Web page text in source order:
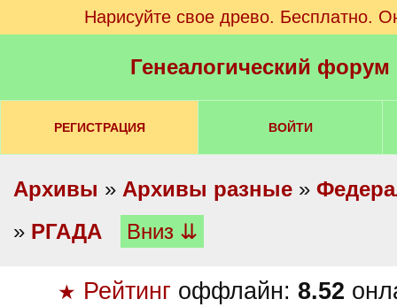
Нарисуйте свое древо. Бесплатно.
Генеалогический
РЕГИСТРАЦИЯ ВОЙТИ
Архивы » Архивы разные »
» РГАДА Вниз ⇊
★ Рейтинг оффлайн: 8.52